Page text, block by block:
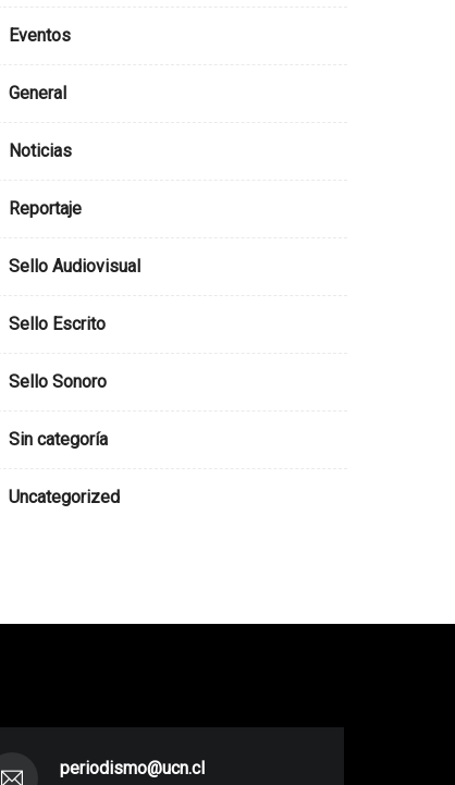
Eventos
General
Noticias
Reportaje
Sello Audiovisual
Sello Escrito
Sello Sonoro
Sin categoría
Uncategorized
periodismo@ucn.cl